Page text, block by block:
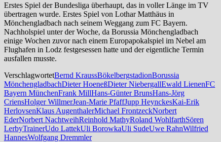
Erstes Spiel der Bundesliga überhaupt, das in voller Länge im TV
übertragen wurde. Erstes Spiel von Lothar Matthäus in
Mönchengladbach nach seinem Weggang zum FC Bayern.
Nachholspiel unter der Woche, da Borussia Mönchengladbach
einige Wochen zuvor nach einem Europapokalspiel im Nebel am
Flughafen in Lodz festgesessen hatte und der eigentliche Termin
ausfallen musste.
VerschlagwortetBernd KraussBökelbergstadionBorussia
MönchengladbachDieter HoeneßDieter NiebergallEwald LienenFC
Bayern MünchenFrank MillHans-Günter BrunsHans-Jörg
CriensHolger WillmerJean-Marie PfaffJupp HeynckesKai-Erik
HerlovsenKlaus AugenthalerMichael FrontzeckNorbert
EderNorbert NachtweihReinhold MathyRoland WohlfarthSören
LerbyTrainerUdo LattekUli BorowkaUli SudeUwe RahnWilfried
HannesWolfgang Dremmler